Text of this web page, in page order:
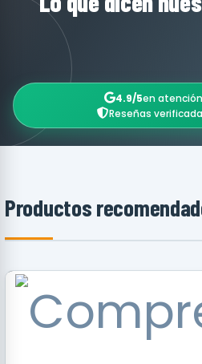
4.9/5en
Reseñas
Productos
RECOMENDADO